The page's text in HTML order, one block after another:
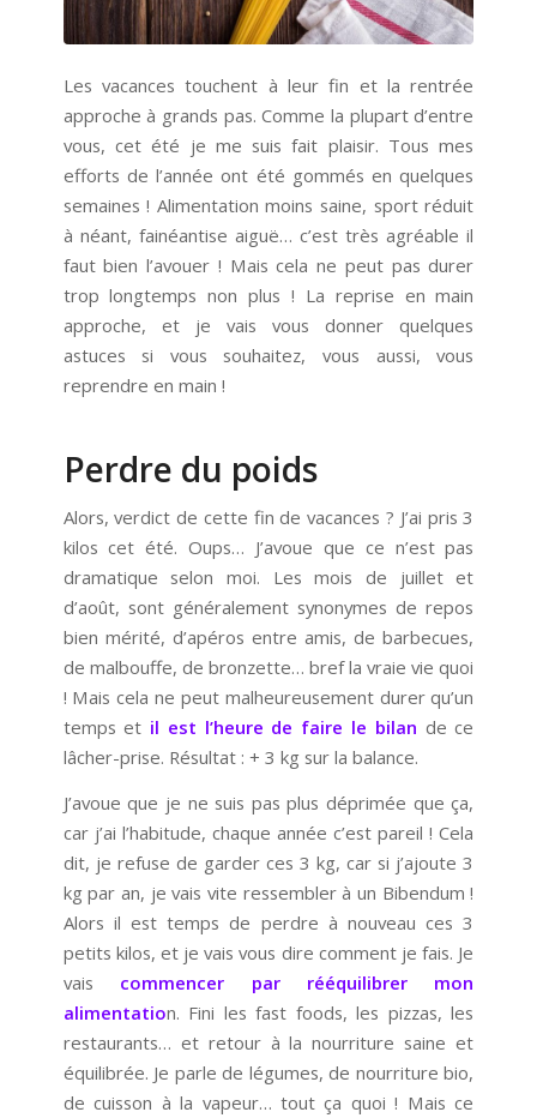
Les vacances touchent à leur fin et la rentrée
approche à grands pas. Comme la plupart d’entre
vous, cet été je me suis fait plaisir. Tous mes
efforts de l’année ont été gommés en quelques
semaines ! Alimentation moins saine, sport réduit
à néant, fainéantise aiguë… c’est très agréable il
faut bien l’avouer ! Mais cela ne peut pas durer
trop longtemps non plus ! La reprise en main
approche, et je vais vous donner quelques
astuces si vous souhaitez, vous aussi, vous
reprendre en main !
Perdre du poids
Alors, verdict de cette fin de vacances ? J’ai pris 3
kilos cet été. Oups… J’avoue que ce n’est pas
dramatique selon moi. Les mois de juillet et
d’août, sont généralement synonymes de repos
bien mérité, d’apéros entre amis, de barbecues,
de malbouffe, de bronzette… bref la vraie vie quoi
! Mais cela ne peut malheureusement durer qu’un
temps et il est l’heure de faire le bilan de ce
lâcher-prise. Résultat : + 3 kg sur la balance.
J’avoue que je ne suis pas plus déprimée que ça,
car j’ai l’habitude, chaque année c’est pareil ! Cela
dit, je refuse de garder ces 3 kg, car si j’ajoute 3
kg par an, je vais vite ressembler à un Bibendum !
Alors il est temps de perdre à nouveau ces 3
petits kilos, et je vais vous dire comment je fais. Je
vais commencer par rééquilibrer mon
alimentation. Fini les fast foods, les pizzas, les
restaurants… et retour à la nourriture saine et
équilibrée. Je parle de légumes, de nourriture bio,
de cuisson à la vapeur… tout ça quoi ! Mais ce